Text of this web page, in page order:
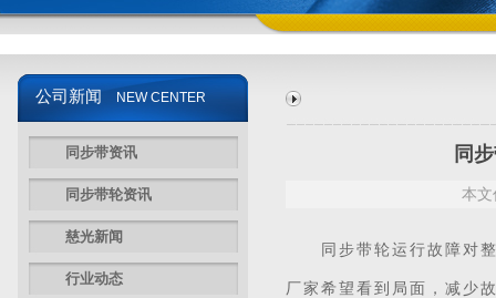
公司新闻 NEW CENTER
同步带资讯
同步带轮资讯
慈光新闻
行业动态
同
本
同步带 轮运行故障对
厂家希望看到局面，减少